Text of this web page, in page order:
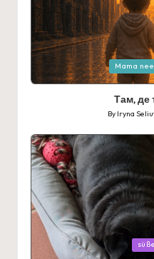
Posted
in
Mama
Там, де
Posted
By Iryna
Posted